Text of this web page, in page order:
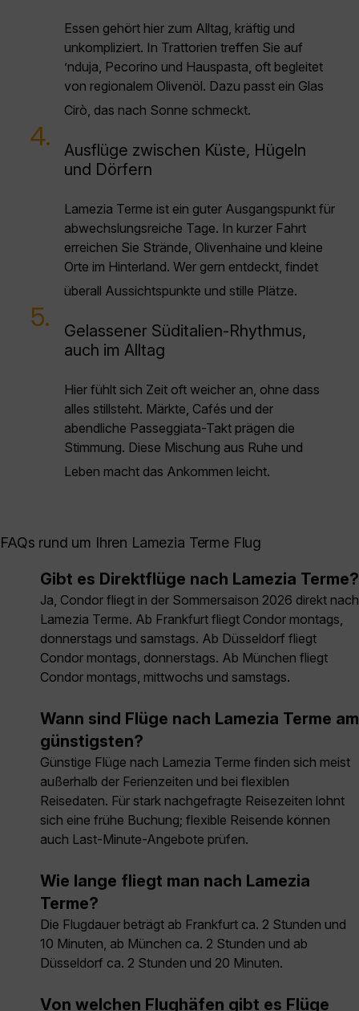
Essen gehört hier zum Alltag, kräftig und
unkompliziert. In Trattorien treffen Sie auf
’nduja, Pecorino und Hauspasta, oft begleitet
von regionalem Olivenöl. Dazu passt ein Glas
Cirò, das nach Sonne schmeckt.
4.
Ausflüge zwischen Küste, Hügeln
und Dörfern
Lamezia Terme ist ein guter Ausgangspunkt für
abwechslungsreiche Tage. In kurzer Fahrt
erreichen Sie Strände, Olivenhaine und kleine
Orte im Hinterland. Wer gern entdeckt, findet
überall Aussichtspunkte und stille Plätze.
5.
Gelassener Süditalien-Rhythmus,
auch im Alltag
Hier fühlt sich Zeit oft weicher an, ohne dass
alles stillsteht. Märkte, Cafés und der
abendliche Passeggiata-Takt prägen die
Stimmung. Diese Mischung aus Ruhe und
Leben macht das Ankommen leicht.
FAQs rund um Ihren Lamezia Terme Flug
Gibt es Direktflüge nach Lamezia Terme?
Ja, Condor fliegt in der Sommersaison 2026 direkt nach
Lamezia Terme. Ab Frankfurt fliegt Condor montags,
donnerstags und samstags. Ab Düsseldorf fliegt
Condor montags, donnerstags. Ab München fliegt
Condor montags, mittwochs und samstags.
Wann sind Flüge nach Lamezia Terme am
günstigsten?
Günstige Flüge nach Lamezia Terme finden sich meist
außerhalb der Ferienzeiten und bei flexiblen
Reisedaten. Für stark nachgefragte Reisezeiten lohnt
sich eine frühe Buchung; flexible Reisende können
auch Last-Minute-Angebote prüfen.
Wie lange fliegt man nach Lamezia
Terme?
Die Flugdauer beträgt ab Frankfurt ca. 2 Stunden und
10 Minuten, ab München ca. 2 Stunden und ab
Düsseldorf ca. 2 Stunden und 20 Minuten.
Von welchen Flughäfen gibt es Flüge